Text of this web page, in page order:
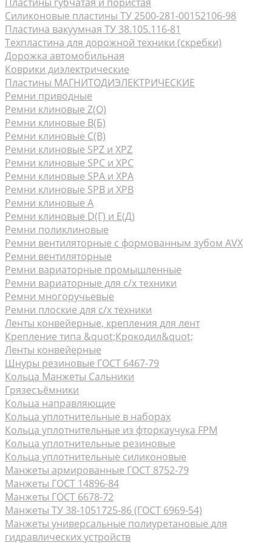
Силиконовые пластины ТУ 2500-281-00152106-98
Пластина вакуумная ТУ 38.105.116-81
Техпластина для дорожной техники (скребки)
Дорожка автомобильная
Коврики диэлектрические
Пластины МАГНИТОДИЭЛЕКТРИЧЕСКИЕ
Ремни приводные
Ремни клиновые Z(О)
Ремни клиновые В(Б)
Ремни клиновые С(В)
Ремни клиновые SPZ и XPZ
Ремни клиновые SPC и XPC
Ремни клиновые SPA и XPA
Ремни клиновые SPB и XPB
Ремни клиновые А
Ремни клиновые D(Г) и Е(Д)
Ремни поликлиновые
Ремни вентиляторные с формованным зубом AVX
Ремни вентиляторные
Ремни вариаторные промышленные
Ремни вариаторные для с/х техники
Ремни многоручьевые
Ремни плоские для с/х техники
Ленты конвейерные, крепления для лент
Крепление типа &quot;Крокодил&quot;
Ленты конвейерные
Шнуры резиновые ГОСТ 6467-79
Кольца Манжеты Сальники
Грязесъёмники
Кольца направляющие
Кольца уплотнительные в наборах
Кольца уплотнительные из фторкаучука FPM
Кольца уплотнительные резиновые
Кольца уплотнительные силиконовые
Манжеты армированные ГОСТ 8752-79
Манжеты ГОСТ 14896-84
Манжеты ГОСТ 6678-72
Манжеты ТУ 38-1051725-86 (ГОСТ 6969-54)
Манжеты универсальные полиуретановые для
гидравлических устройств